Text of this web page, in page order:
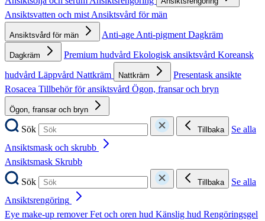
Ansiktsvatten och mistAnsiktsvård för män
Ansiktsvård för män Anti-ageAnti-pigmentDagkräm
Dagkräm Premium hudvård Ekologisk ansiktsvård Koreansk
hudvård Läppvård Nattkräm Nattkräm
Presentask ansikte
Rosacea Tillbehör för ansiktsvård Ögon, fransar och bryn
Ögon, fransar och bryn
Sök Tillbaka
Se alla
Ansiktsmask och skrubb
Ansiktsmask Skrubb
Sök
Tillbaka
Se alla
Ansiktsrengöring
Eye make-up removerFet och oren hud Känslig hud Rengöringsgel